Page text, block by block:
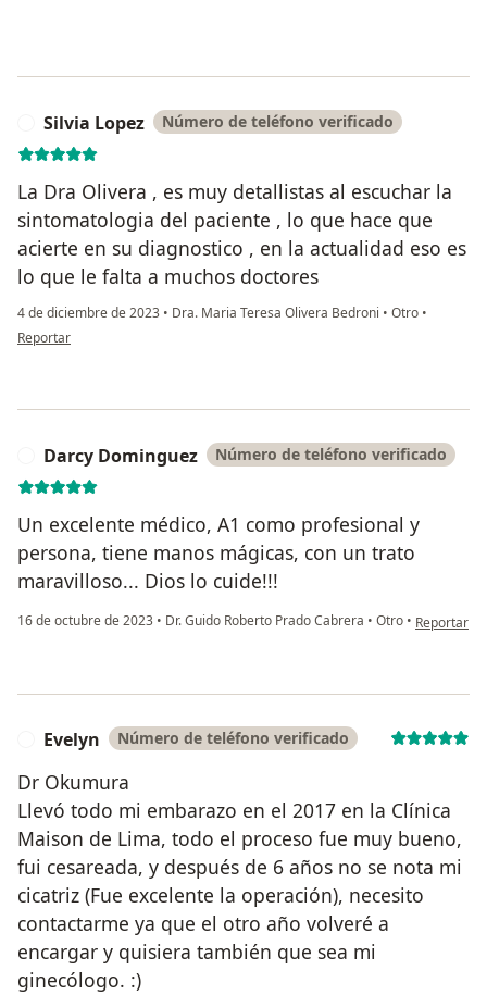
Silvia Lopez Número de teléfono verificado
La Dra Olivera , es muy detallistas al escuchar la
sintomatologia del paciente , lo que hace que
acierte en su diagnostico , en la actualidad eso es
lo que le falta a muchos doctores
4 de diciembre de 2023 • Dra. Maria Teresa Olivera Bedroni • Otro •
en opinión del usuario Silvia Lopez
Reportar
Darcy Dominguez Número de teléfono verificado
Un excelente médico, A1 como profesional y
persona, tiene manos mágicas, con un trato
maravilloso... Dios lo cuide!!!
16 de octubre de 2023 • Dr. Guido Roberto Prado Cabrera • Otro • en opinión
Reportar
Evelyn Número de teléfono verificado
Dr Okumura
Llevó todo mi embarazo en el 2017 en la Clínica
Maison de Lima, todo el proceso fue muy bueno,
fui cesareada, y después de 6 años no se nota mi
cicatriz (Fue excelente la operación), necesito
contactarme ya que el otro año volveré a
encargar y quisiera también que sea mi
ginecólogo. :)